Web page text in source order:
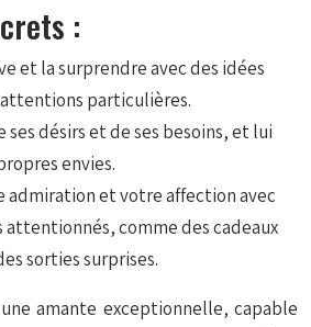
:
et la surprendre avec des idées
particulières.
ses désirs et de ses besoins, et lui
envies.
admiration et votre affection avec
comme des cadeaux
sorties surprises.
amante exceptionnelle, capable